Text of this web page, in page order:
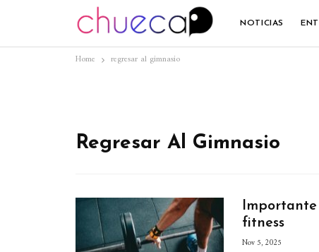
NOTICIAS
Home regresar al gimnasio
Regresar Al Gimnasio
fitness
Nov 5, 2025